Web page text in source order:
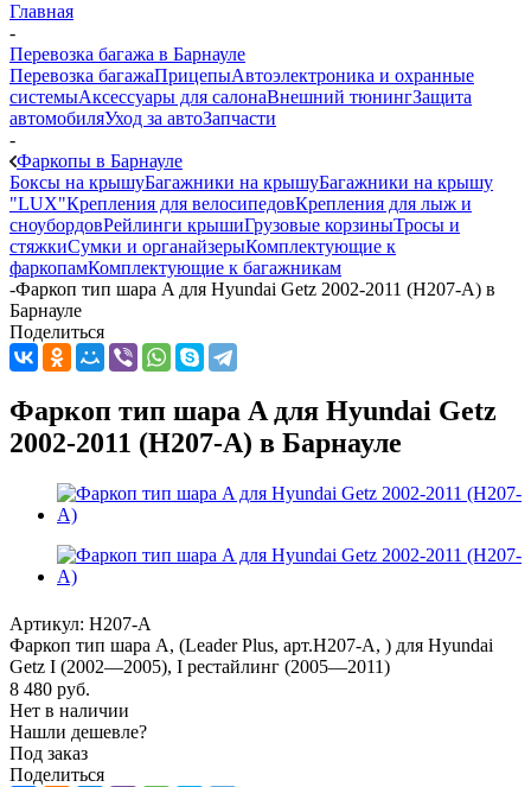
Главная
-
Перевозка багажа в Барнауле
Перевозка багажаПрицепыАвтоэлектроника и охранные
системыАксессуары для салонаВнешний тюнингЗащита
автомобиляУход за автоЗапчасти
-
Фаркопы в Барнауле
Боксы на крышуБагажники на крышуБагажники на крышу
"LUX"Крепления для велосипедовКрепления для лыж и
сноубордовРейлинги крышиГрузовые корзиныТросы и
стяжкиСумки и органайзерыКомплектующие к
фаркопамКомплектующие к багажникам
-Фаркоп тип шара A для Hyundai Getz 2002-2011 (H207-A) в
Барнауле
Поделиться
Фаркоп тип шара A для Hyundai Getz
2002-2011 (H207-A) в Барнауле
Артикул: H207-A
Фаркоп тип шара A, (Leader Plus, арт.H207-A, ) для Hyundai
Getz I (2002—2005), I рестайлинг (2005—2011)
8 480 руб.
Нет в наличии
Нашли дешевле?
Под заказ
Поделиться